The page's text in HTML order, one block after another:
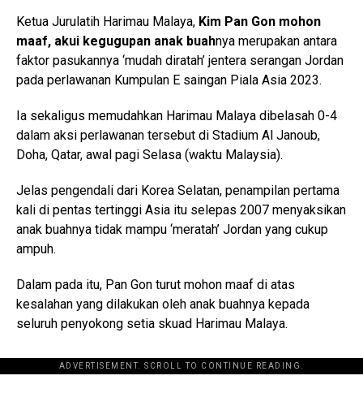
Ketua Jurulatih Harimau Malaya, Kim Pan Gon mohon
maaf, akui kegugupan anak buahnya merupakan antara
faktor pasukannya ‘mudah diratah’ jentera serangan Jordan
pada perlawanan Kumpulan E saingan Piala Asia 2023.
Ia sekaligus memudahkan Harimau Malaya dibelasah 0-4
dalam aksi perlawanan tersebut di Stadium Al Janoub,
Doha, Qatar, awal pagi Selasa (waktu Malaysia).
Jelas pengendali dari Korea Selatan, penampilan pertama
kali di pentas tertinggi Asia itu selepas 2007 menyaksikan
anak buahnya tidak mampu ‘meratah’ Jordan yang cukup
ampuh.
Dalam pada itu, Pan Gon turut mohon maaf di atas
kesalahan yang dilakukan oleh anak buahnya kepada
seluruh penyokong setia skuad Harimau Malaya.
ADVERTISEMENT. SCROLL TO CONTINUE READING.